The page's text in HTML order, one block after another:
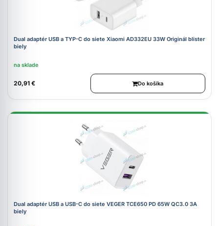
Dual adaptér USB a TYP-C do siete Xiaomi AD332EU 33W Originál blister
biely
na sklade
20,91 € Do košíka
Dual adaptér USB a USB-C do siete VEGER TCE650 PD 65W QC3.0 3A
biely